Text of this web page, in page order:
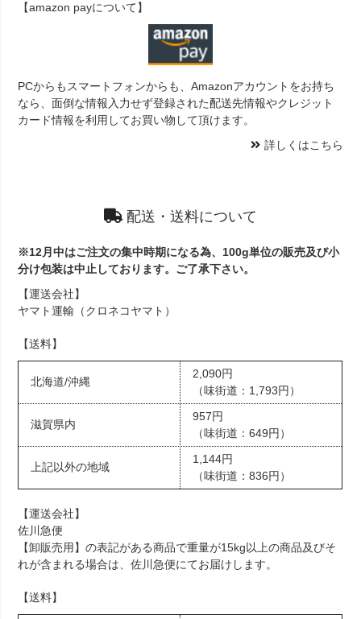
【amazon payについて】
PCからもスマートフォンからも、Amazonアカウントをお持ち
なら、面倒な情報入力せず登録された配送先情報やクレジット
カード情報を利用してお買い物して頂けます。
詳しくはこちら
配送・送料について
※12月中はご注文の集中時期になる為、100g単位の販売及び小
分け包装は中止しております。ご了承下さい。
【運送会社】
ヤマト運輸（クロネコヤマト）
【送料】
北海道/沖縄
2,090円
（味街道：1,793円）
滋賀県内
957円
（味街道：649円）
上記以外の地域
1,144円
（味街道：836円）
【運送会社】
佐川急便
【卸販売用】の表記がある商品で重量が15kg以上の商品及びそ
れが含まれる場合は、佐川急便にてお届けします。
【送料】